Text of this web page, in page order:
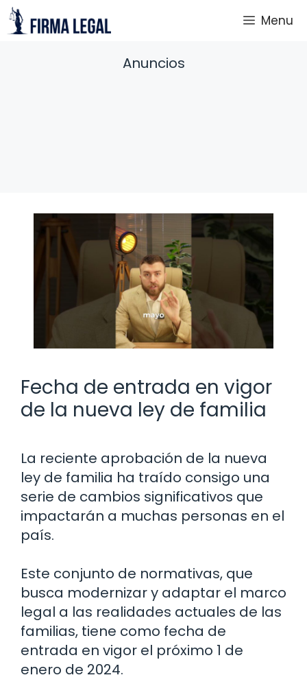
Saltar
al
Menu
Anuncios
Fecha de entrada en vigor
de la nueva ley de familia
La reciente aprobación de la nueva
ley de familia ha traído consigo una
serie de cambios significativos que
impactarán a muchas personas en el
país.
Este conjunto de normativas, que
busca modernizar y adaptar el marco
legal a las realidades actuales de las
familias, tiene como fecha de
entrada en vigor el próximo 1 de
enero de 2024.